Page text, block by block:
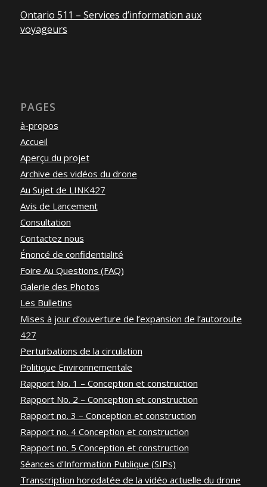
Ontario 511 – Services d’information aux
voyageurs
PAGES
à-propos
Accueil
Aperçu du projet
Archive des vidéos du drone
Au Sujet de LINK427
Avis de Lancement
Consultation
Contactez nous
Énoncé de confidentialité
Foire Au Questions (FAQ)
Galerie des Photos
Les Bulletins
Mises à jour d’ouverture de l’expansion de l’autoroute
427
Perturbations de la circulation
Politique Environnementale
Rapport No. 1 – Conception et construction
Rapport No. 2 – Conception et construction
Rapport no. 3 – Conception et construction
Rapport no. 4 Conception et construction
Rapport no. 5 Conception et construction
Séances d’Information Publique (SIPs)
Transcription horodatée de la vidéo actuelle du drone